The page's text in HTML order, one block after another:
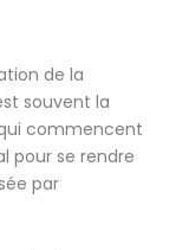
de la
souvent la
commencent
pour se rendre
par